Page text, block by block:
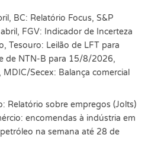
BC: Relatório Focus, S&P
FGV: Indicador de Incerteza
Tesouro: Leilão de LFT para
de NTN-B para 15/8/2026,
Secex: Balança comercial
Relatório sobre empregos (Jolts)
encomendas à indústria em
na semana até 28 de